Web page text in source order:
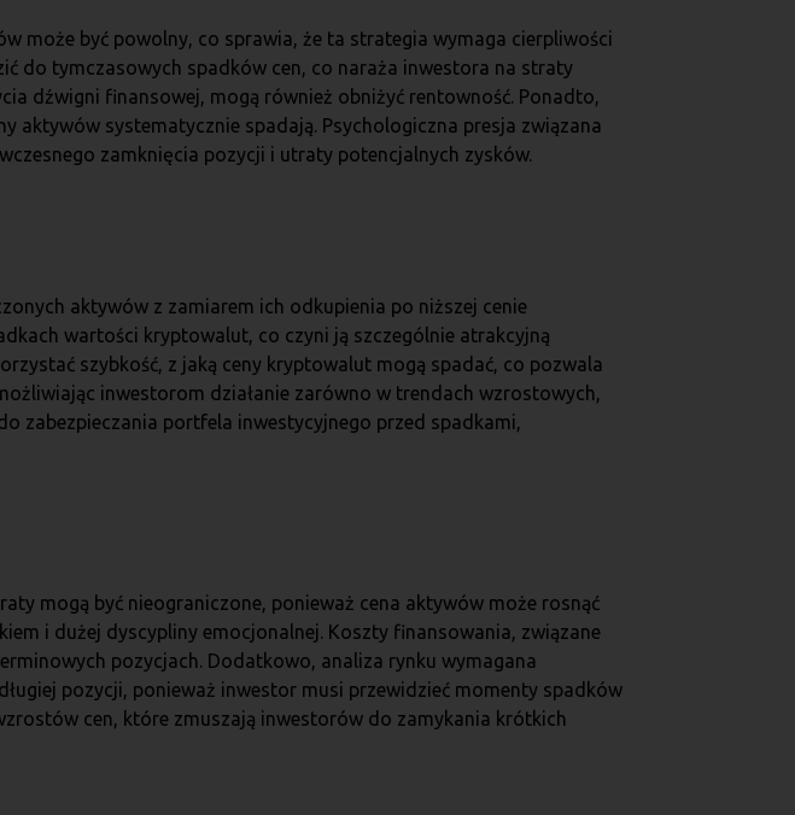
może być powolny, co sprawia, że ta strategia wymaga cierpliwości
do tymczasowych spadków cen, co naraża inwestora na straty
dźwigni finansowej, mogą również obniżyć rentowność. Ponadto,
aktywów systematycznie spadają. Psychologiczna presja związana
zamknięcia pozycji i utraty potencjalnych zysków.
aktywów z zamiarem ich odkupienia po niższej cenie
wartości kryptowalut, co czyni ją szczególnie atrakcyjną
szybkość, z jaką ceny kryptowalut mogą spadać, co pozwala
inwestorom działanie zarówno w trendach wzrostowych,
zabezpieczania portfela inwestycyjnego przed spadkami,
mogą być nieograniczone, ponieważ cena aktywów może rosnąć
i dużej dyscypliny emocjonalnej. Koszty finansowania, związane
pozycjach. Dodatkowo, analiza rynku wymagana
pozycji, ponieważ inwestor musi przewidzieć momenty spadków
cen, które zmuszają inwestorów do zamykania krótkich